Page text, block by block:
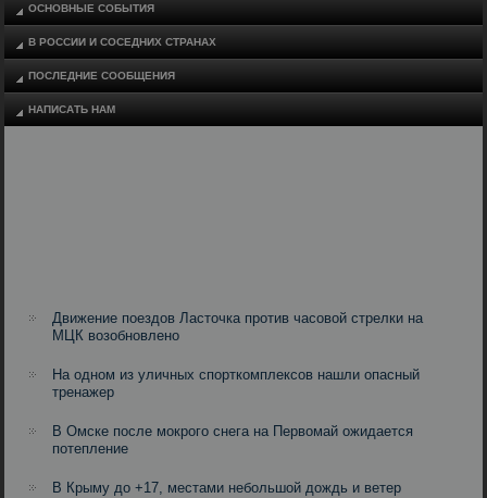
ОСНОВНЫЕ СОБЫТИЯ
В РОССИИ И СОСЕДНИХ СТРАНАХ
ПОСЛЕДНИЕ СООБЩЕНИЯ
НАПИСАТЬ НАМ
Движение поездов Ласточка против часовой стрелки на
МЦК возобновлено
На одном из уличных спорткомплексов нашли опасный
тренажер
В Омске после мокрого снега на Первомай ожидается
потепление
В Крыму до +17, местами небольшой дождь и ветер